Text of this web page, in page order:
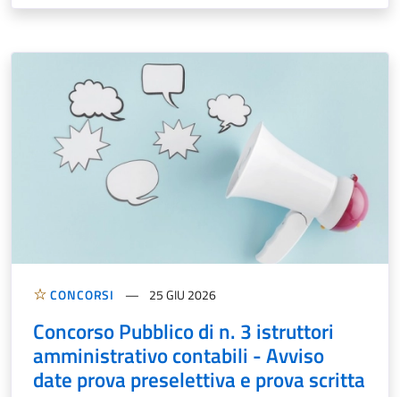
CONCORSI 25 GIU 2026
Concorso Pubblico di n. 3 istruttori
amministrativo contabili - Avviso
date prova preselettiva e prova scritta